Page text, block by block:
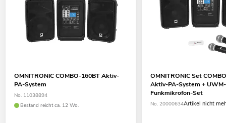
OMNITRONIC COMBO-160BT Aktiv-
PA-System
No. 11038894
Bestand reicht ca. 12 Wo.
OMNITRONIC Set
Aktiv-PA-System +
Funkmikrofon-Set
No. 20000634Artikel nicht